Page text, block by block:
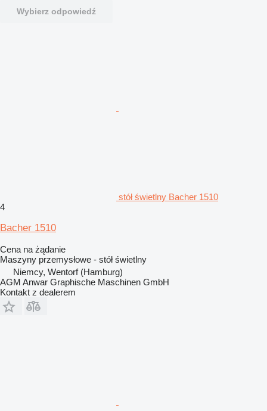
Wybierz odpowiedź
stół świetlny Bacher 1510
4
Bacher 1510
Cena na żądanie
Maszyny przemysłowe - stół świetlny
Niemcy, Wentorf (Hamburg)
AGM Anwar Graphische Maschinen GmbH
Kontakt z dealerem